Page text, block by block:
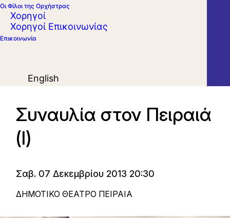
Οι Φίλοι της Ορχήστρας
Χορηγοί
Χορηγοί Επικοινωνίας
Επικοινωνία
English
Συναυλία στον Πειραιά
(Ι)
Σαβ. 07 Δεκεμβρίου 2013 20:30
ΔΗΜΟΤΙΚΟ ΘΕΑΤΡΟ ΠΕΙΡΑΙΑ